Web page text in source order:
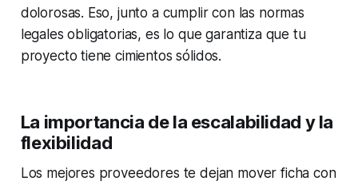
dolorosas. Eso, junto a cumplir con las normas
legales obligatorias, es lo que garantiza que tu
proyecto tiene cimientos sólidos.
La importancia de la escalabilidad y la
flexibilidad
Los mejores proveedores te dejan mover ficha con